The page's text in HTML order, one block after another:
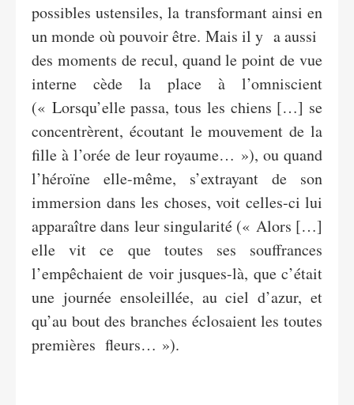
possibles ustensiles, la transformant ainsi en
un monde où pouvoir être. Mais il y a aussi
des moments de recul, quand le point de vue
interne cède la place à l’omniscient
(« Lorsqu’elle passa, tous les chiens […] se
concentrèrent, écoutant le mouvement de la
fille à l’orée de leur royaume… »), ou quand
l’héroïne elle-même, s’extrayant de son
immersion dans les choses, voit celles-ci lui
apparaître dans leur singularité (« Alors […]
elle vit ce que toutes ses souffrances
l’empêchaient de voir jusques-là, que c’était
une journée ensoleillée, au ciel d’azur, et
qu’au bout des branches éclosaient les toutes
premières fleurs… »).